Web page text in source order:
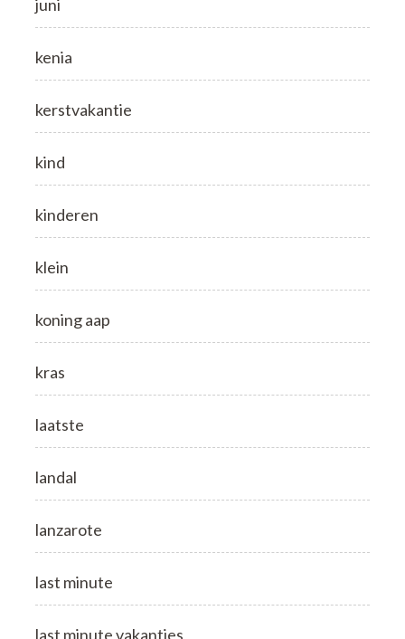
juni
kenia
kerstvakantie
kind
kinderen
klein
koning aap
kras
laatste
landal
lanzarote
last minute
last minute vakanties